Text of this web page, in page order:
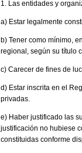
1. Las entidades y
a) Estar legalmente
b) Tener como mínimo,
regional, según su título
c) Carecer de fines de
d) Estar inscrita en el
privadas.
e) Haber justificado las
justificación no hubiese
constituidas conforme